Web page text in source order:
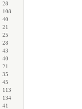
28
108
40
21
25
28
43
40
21
35
45
113
134
41